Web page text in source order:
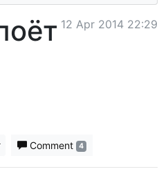
12 Apr 2014 22:29
Dropdown
Comment 4